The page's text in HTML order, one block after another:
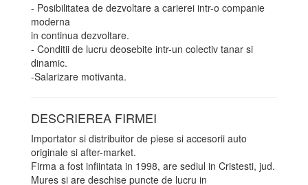
- Posibilitatea de dezvoltare a carierei intr-o companie
moderna
in continua dezvoltare.
- Conditii de lucru deosebite intr-un colectiv tanar si
dinamic.
-Salarizare motivanta.
DESCRIEREA FIRMEI
Importator si distribuitor de piese si accesorii auto
originale si after-market.
Firma a fost infiintata in 1998, are sediul in Cristesti, jud.
Mures si are deschise puncte de lucru in